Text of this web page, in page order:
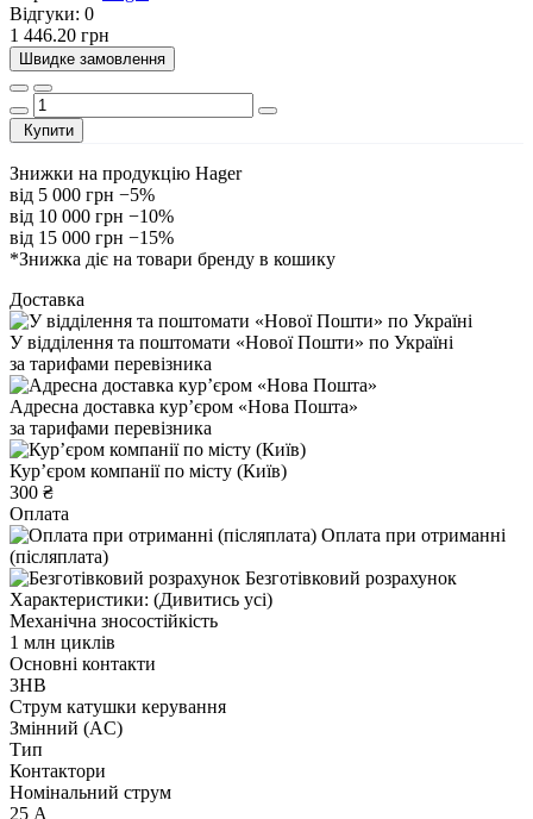
Відгуки: 0
1 446.20 грн
Швидке замовлення
Купити
Знижки на продукцію Hager
від 5 000 грн −5%
від 10 000 грн −10%
від 15 000 грн −15%
*Знижка діє на товари бренду в кошику
Доставка
У відділення та поштомати «Нової Пошти» по Україні
за тарифами перевізника
Адресна доставка курʼєром «Нова Пошта»
за тарифами перевізника
Курʼєром компанії по місту (Київ)
300 ₴
Оплата
Оплата при отриманні
(післяплата)
Безготівковий розрахунок
Характеристики: (Дивитись усі)
Механічна зносостійкість
1 млн циклів
Основні контакти
3НВ
Струм катушки керування
Змінний (AC)
Тип
Контактори
Номінальний струм
25 А